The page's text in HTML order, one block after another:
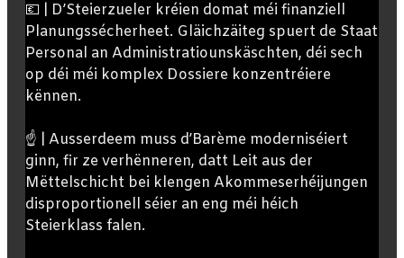
💶 | D’Steierzueler kréien domat méi finanziell
Planungssécherheet. Gläichzäiteg spuert de Staat
Personal an Administratiounskäschten, déi sech
op déi méi komplex Dossiere konzentréiere
kënnen.
☝️ | Ausserdeem muss d’Barème moderniséiert
ginn, fir ze verhënneren, datt Leit aus der
Mëttelschicht bei klengen Akommeserhéijungen
disproportionell séier an eng méi héich
Steierklass falen.